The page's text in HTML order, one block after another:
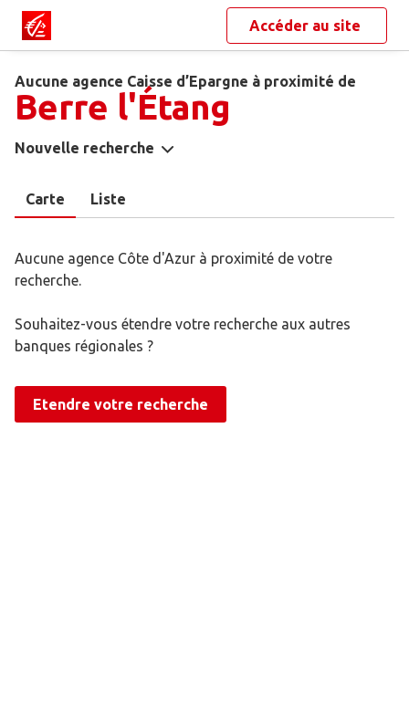
Accéder au site
Aucune agence Caisse d’Epargne à proximité de
Berre l'Étang
Nouvelle recherche
Carte Liste
Aucune agence Côte d'Azur à proximité de votre
recherche.
Souhaitez-vous étendre votre recherche aux autres
banques régionales ?
Etendre votre recherche